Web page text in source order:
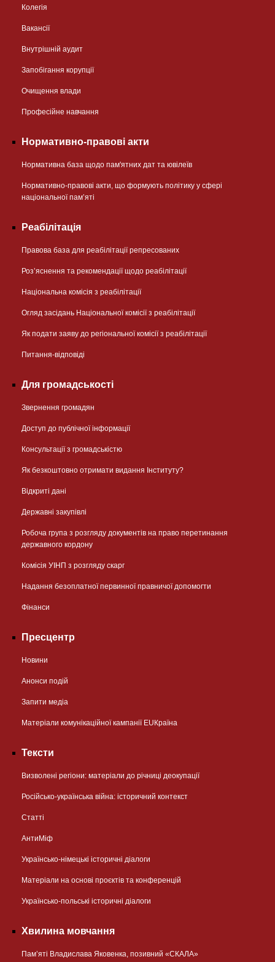
Колегія
Вакансії
Внутрішній аудит
Запобігання корупції
Очищення влади
Професійне навчання
Нормативно-правові акти
Нормативна база щодо пам'ятних дат та ювілеїв
Нормативно-правові акти, що формують політику у сфері
національної памʼяті
Реабілітація
Правова база для реабілітації репресованих
Розʼяснення та рекомендації щодо реабілітації
Національна комісія з реабілітації
Огляд засідань Національної комісії з реабілітації
Як подати заяву до регіональної комісії з реабілітації
Питання-відповіді
Для громадськості
Звернення громадян
Доступ до публічної інформації
Консультації з громадськістю
Як безкоштовно отримати видання Інституту?
Відкриті дані
Державні закупівлі
Робоча група з розгляду документів на право перетинання
державного кордону
Комісія УІНП з розгляду скарг
Надання безоплатної первинної правничої допомогти
Фінанси
Пресцентр
Новини
Анонси подій
Запити медіа
Матеріали комунікаційної кампанії EUКраїна
Тексти
Визволені регіони: матеріали до річниці деокупації
Російсько-українська війна: історичний контекст
Статті
АнтиМіф
Українсько-німецькі історичні діалоги
Матеріали на основі проєктів та конференцій
Українсько-польські історичні діалоги
Хвилина мовчання
Пам’яті Владислава Яковенка, позивний «СКАЛА»